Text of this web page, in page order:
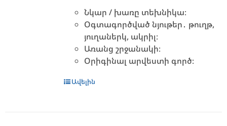
Նկար / խառը տեխնիկա։
Օգտագործված նյութեր․ թուղթ,
յուղաներկ, ակրիլ։
Առանց շրջանակի։
Օրիգինալ արվեստի գործ։
Ավելին